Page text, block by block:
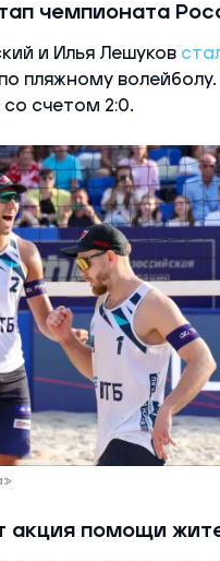
чемпионата
и Илья Лешуков
пляжному
счетом 2:0.
помощи